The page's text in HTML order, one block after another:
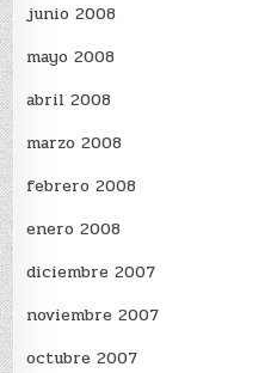
junio 2008
mayo 2008
abril 2008
marzo 2008
febrero 2008
enero 2008
diciembre 2007
noviembre 2007
octubre 2007